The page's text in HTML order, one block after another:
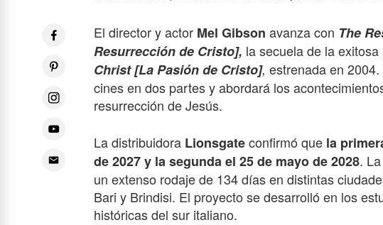
El director y actor Mel Gibson avanza con The
Resurrección de Cristo], la secuela de la
Christ [La Pasión de Cristo], estrenada en
cines en dos partes y abordará los
resurrección de Jesús.
La distribuidora Lionsgateconfirmó que la
de 2027 y la segunda el 25 de mayode 2028.
un extenso rodajede 134días en distintas
Bari y Brindisi. El proyecto se desarrolló en los
históricas del sur italiano.